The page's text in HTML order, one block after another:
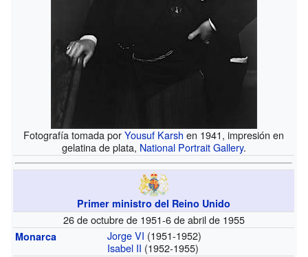
Fotografía tomada porYousuf Karsh en 1941, impresión en
gelatina de plata, National Portrait Gallery.
Primer ministro del Reino Unido
26 de octubre de 1951-6 de abril de 1955
Monarca Jorge VI (1951-1952)
Isabel II (1952-1955)